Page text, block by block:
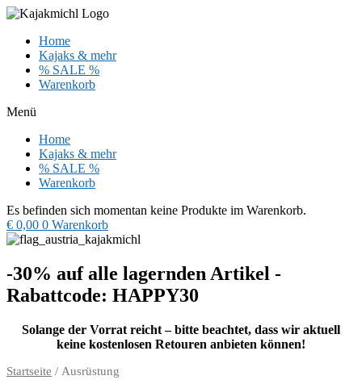
Zum
wechselnHome
Kajaks & mehr
% SALE %
Warenkorb
Menü
Home
Kajaks & mehr
% SALE %
Warenkorb
Es befinden sich momentan keine Produkte im Warenkorb.
€ 0,00 0 Warenkorb
-30% auf alle lagernden Artikel -
Rabattcode: HAPPY30
Solange der Vorrat reicht – bitte beachtet, dass wir aktuell
keine kostenlosen Retouren anbieten können!
Startseite / Ausrüstung